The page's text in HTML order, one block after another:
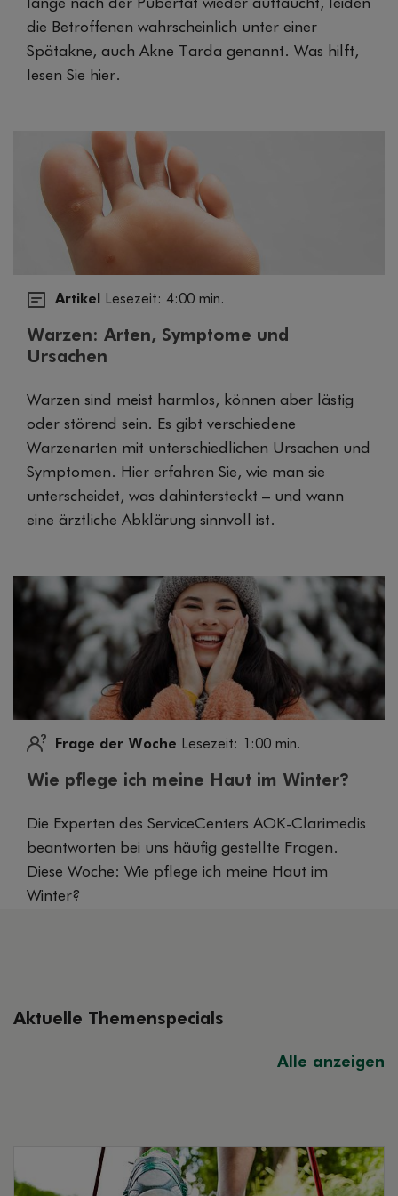
lange nach der Pubertät wieder auftaucht, leiden
die Betroffenen wahrscheinlich unter einer
Spätakne, auch Akne Tarda genannt. Was hilft,
lesen Sie hier.
Artikel Lesezeit: 4:00 min.
Warzen: Arten, Symptome und
Ursachen
Warzen sind meist harmlos, können aber lästig
oder störend sein. Es gibt verschiedene
Warzenarten mit unterschiedlichen Ursachen und
Symptomen. Hier erfahren Sie, wie man sie
unterscheidet, was dahintersteckt – und wann
eine ärztliche Abklärung sinnvoll ist.
Frage der Woche Lesezeit: 1:00 min.
Wie pflege ich meine Haut im Winter?
Die Experten des ServiceCenters AOK-Clarimedis
beantworten bei uns häufig gestellte Fragen.
Diese Woche: Wie pflege ich meine Haut im
Winter?
Aktuelle Themenspecials
Alle anzeigen